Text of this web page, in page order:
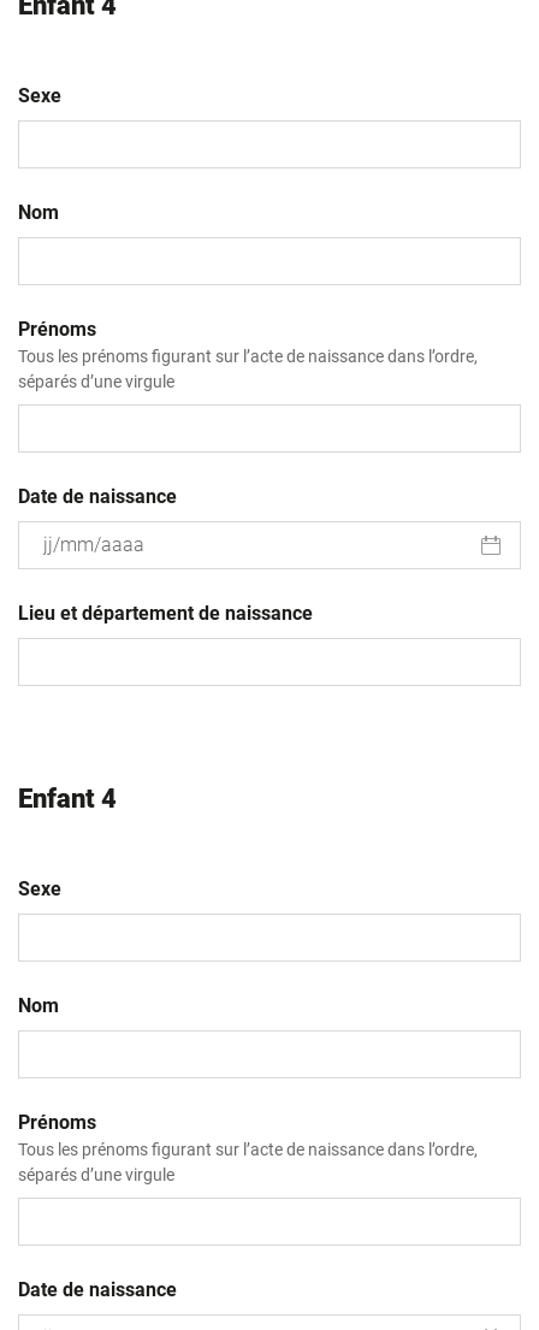
Sexe
Nom
Prénoms
Tous les prénoms figurant sur l’acte de naissance dans l’ordre,
séparés d’une virgule
Date de naissance
slash
MM
Lieu et département de naissance
Enfant 4
Sexe
Nom
Prénoms
Tous les prénoms figurant sur l’acte de naissance dans l’ordre,
séparés d’une virgule
Date de naissance